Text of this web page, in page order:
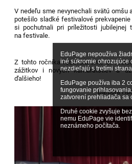
EduPage nepoužíva
iné súkromie ohrozujúce
nezdieľajú s tretími
EduPage používa iba 2
fungovanie
zatvorení prehliadača sa
Druhé cookie zvyšuje
nemu EduPage vie
neznámeho počítača.
V nedeľu sme nevynechali svätú omšu
potešilo sladké festivalové
si pochutnali pri príležitosti jubilejnej
na festivale.
Z tohto ročníka festivalu sme si
zážitkov i nových kamarátstiev a
ďalšieho!
Barbora